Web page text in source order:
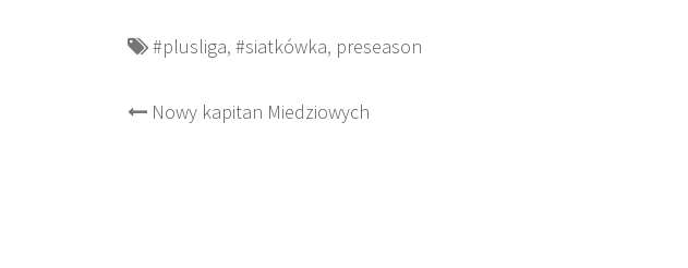
#plusliga, #siatkówka, preseason
Post
Nowy kapitan Miedziowych